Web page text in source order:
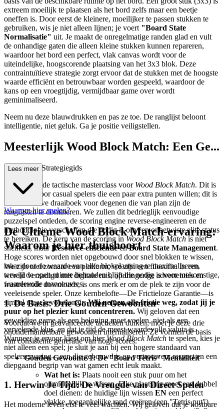
extreem moeilijk te plaatsen als het bord zelfs maar een beetje
oneffen is. Door eerst de kleinere, moeilijker te passen stukken te
gebruiken, wis je niet alleen lijnen; je voert "Board State
Normalisatie" uit. Je maakt de onregelmatige randen glad en vult
de onhandige gaten die alleen kleine stukken kunnen repareren,
waardoor het bord een perfect, vlak canvas wordt voor de
uiteindelijke, hoogscorende plaatsing van het 3x3 blok. Deze
contraintuïtieve strategie zorgt ervoor dat de stukken met de hoogste
waarde efficiënt en betrouwbaar worden gespeeld, waardoor de
kans op een vroegtijdig, vermijdbaar game over wordt
geminimaliseerd.
Neem nu deze blauwdrukken en pas ze toe. De ranglijst beloont
intelligentie, niet geluk. Ga je positie veiligstellen.
Meesterlijk Wood Block Match: Een Ge...
avanceerde Strategiegids
Welkom bij de tactische masterclass voor Wood Block Match. Dit is
geen gids voor casual spelers die een paar extra punten willen; dit is
het definitieve draaiboek voor degenen die van plan zijn de
ranglijsten te domineren. We zullen dit bedrieglijk eenvoudige
puzzelspel ontleden, de scoring engine reverse-engineeren en de
methodologie verschaffen die nodig is om een onbetwiste elite status
te bereiken. De kern van de scoring in Wood Block Match is niet
snelheid, maarResource-efficiëntieenBoard State Management.
Hoge scores worden niet opgebouwd door snel blokken te wissen,
maar door de waarde van elke blokplaatsing te maximaliseren,
terwijl de open ruimte behouden blijft die nodig is voor toekomstige,
waardevolle manoeuvres.
1. De Basis: Drie Gouden Gewoonten
Voordat we in geavanceerde tactieken duiken, moet je deze drie
ononderhandelbare gewoonten internaliseren. Ze vormen de basis
van consistente generatie van hoge scores.
Gouden Gewoonte 1: De "Board Tetris" Mentaliteit
Wat het is: Plaats nooit een stuk puur om het
onmiddellijk te wissen. Elke plaatsing moet een dubbel
doel dienen: de huidige lijn wissen EN een perfect
vlakke, toegankelijke rand creëren (een "Tetris put")
Lees meer
Waarom hier spelen?
De Ultieme Wood Block Match-ervaring:
Waarom je hier thuishoort
We zijn niet zomaar een platform; we zijn een filosofie. In een
wereld verzadigd met digitale ruis, opdringerige advertenties en
frustrerende downloads, is ons merk er om de plek te zijn voor de
veeleisende speler. Onze kernbelofte—De Frictieloze Garantie—is
simpel maar revolutionair:Wij nemen alle frictie weg, zodat jij je
puur op het plezier kunt concentreren. Wij geloven dat een
geweldige game als een beloning moet voelen, niet als een
vervelende klus, en dat je tijd de meest waardevolle valuta is.
Wanneer je ervoor kiest om hierWood Block Match te spelen, kies je
niet alleen een spel; je sluit je aan bij een hogere standaard van
spelerservaring—een die gebouwd is op vertrouwen, respect en een
diepgaand begrip van wat gamen echt leuk maakt.
1. Herwin Je Tijd: De Vreugde van Direct Spelen
Het moderne leven eist te veel wachten. Wij geloven dat je kostbare